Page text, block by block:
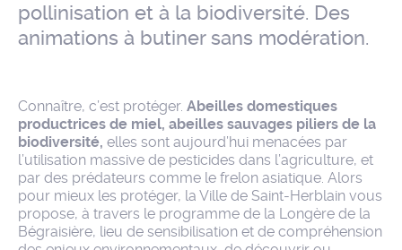
pollinisation et à la biodiversité. Des
animations à butiner sans modération.
Connaître, c’est protéger. Abeilles domestiques
productrices de miel, abeilles sauvages piliers de la
biodiversité, elles sont aujourd’hui menacées par
l’utilisation massive de pesticides dans l’agriculture, et
par des prédateurs comme le frelon asiatique. Alors
pour mieux les protéger, la Ville de Saint-Herblain vous
propose, à travers le programme de la Longère de la
Bégraisière, lieu de sensibilisation et de compréhension